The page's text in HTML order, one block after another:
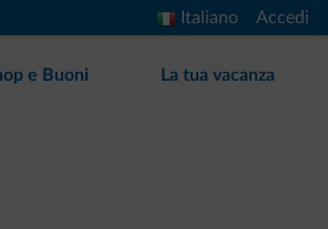
Italiano Accedi
e Buoni La tua vacanza